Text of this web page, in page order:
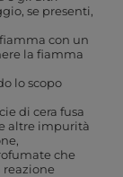
se presenti,
con un
la fiamma
lo scopo
di cera fusa
altre impurità
che
reazione